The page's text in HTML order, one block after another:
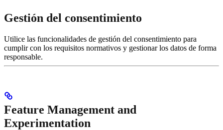
Gestión del consentimiento
Utilice las funcionalidades de gestión del consentimiento para
cumplir con los requisitos normativos y gestionar los datos de forma
responsable.
Feature Management and
Experimentation